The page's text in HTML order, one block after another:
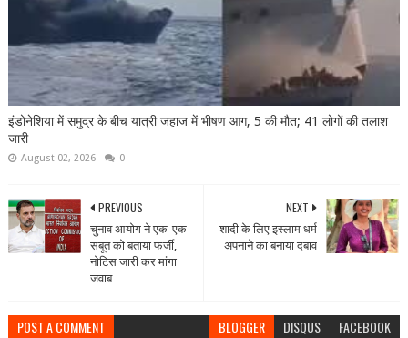
इंडोनेशिया में समुद्र के बीच यात्री जहाज में भीषण आग, 5 की मौत; 41 लोगों की तलाश
जारी
August 02, 2026 0
NEXT
शादी के लिए इस्लाम धर्म
अपनाने का बनाया दबाव
PREVIOUS
चुनाव आयोग ने एक-एक
सबूत को बताया फर्जी,
नोटिस जारी कर मांगा
जवाब
POST A COMMENT BLOGGER DISQUS FACEBOOK